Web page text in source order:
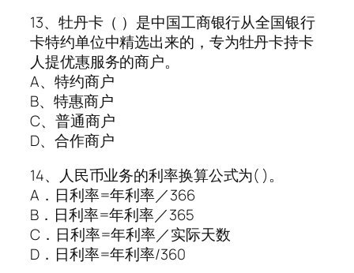
13、牡丹卡（ ）是中国工商银行从全国银行
卡特约单位中精选出来的，专为牡丹卡持卡
人提优惠服务的商户。
A、特约商户
B、特惠商户
C、普通商户
D、合作商户
14、人民币业务的利率换算公式为( )。
A．日利率=年利率／366
B．日利率=年利率／365
C．日利率=年利率／实际天数
D．日利率=年利率/360